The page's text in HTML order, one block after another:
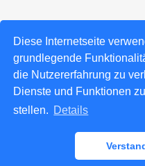
Diese Internetseite
grundlegende
die Nutzererfahrung zu
Dienste und Funktionen
stellen. Details